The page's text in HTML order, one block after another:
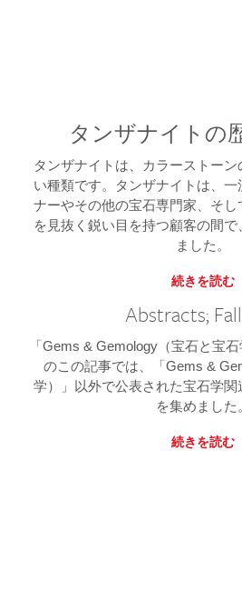
タンザナイトの
タンザナイトは、カラーストー
い種類です。タンザナイトは、
ナーやその他の宝石専門家、そ
を見抜く鋭い目を持つ顧客の間
ました。
続きを読む
Abstracts; Fall
「Gems & Gemology（宝石と宝
のこの記事では、「Gems &
学）」以外で公表された宝石学
を集めました。
続きを読む